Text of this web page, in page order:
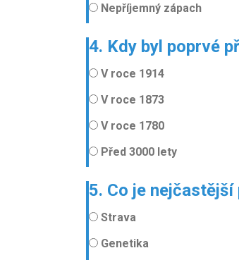
Nepříjemný zápach
4. Kdy byl poprvé
V roce 1914
V roce 1873
V roce 1780
Před 3000 lety
5. Co je
Strava
Genetika